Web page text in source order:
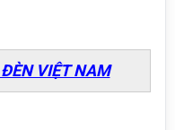
VIỆT NAM